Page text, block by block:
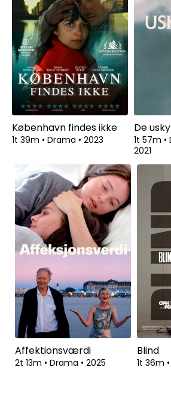
København findes ikke
1t 39m • Drama • 2023
De
1t 57m •
2021
Affektionsværdi
2t 13m • Drama • 2025
Blind
1t 36m •